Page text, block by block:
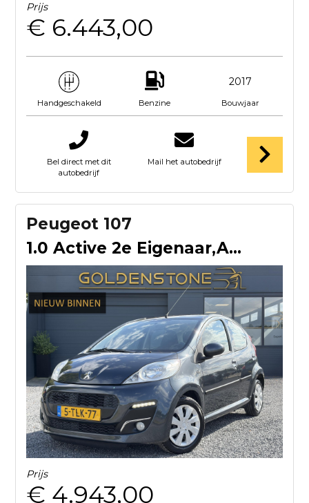
Prijs
€ 6.443,00
Handgeschakeld Benzine
2017
Bouwjaar
Bel direct met dit
autobedrijf
Mail het autobedrijf
Peugeot 107
1.0 Active 2e Eigenaar,Airco,5 Deurs,N.A.P,Zeer Zuinig,Weini
Prijs
€ 4.943,00